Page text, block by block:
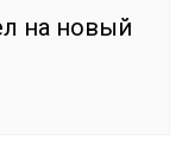
на новый